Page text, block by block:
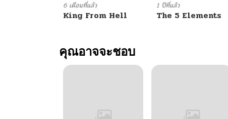
6 เดือนที่แล้ว
King From Hell
1 ปีที่แล้ว
The 5 Elements
คุณอาจจะชอบ